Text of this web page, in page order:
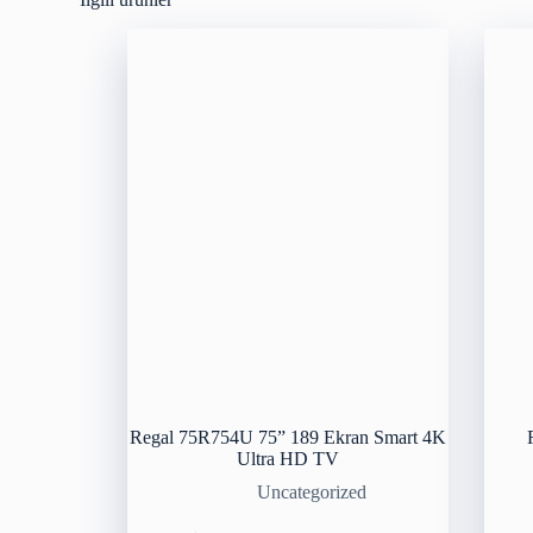
Regal 75R754U 75” 189 Ekran Smart 4K
Ultra HD TV
Uncategorized